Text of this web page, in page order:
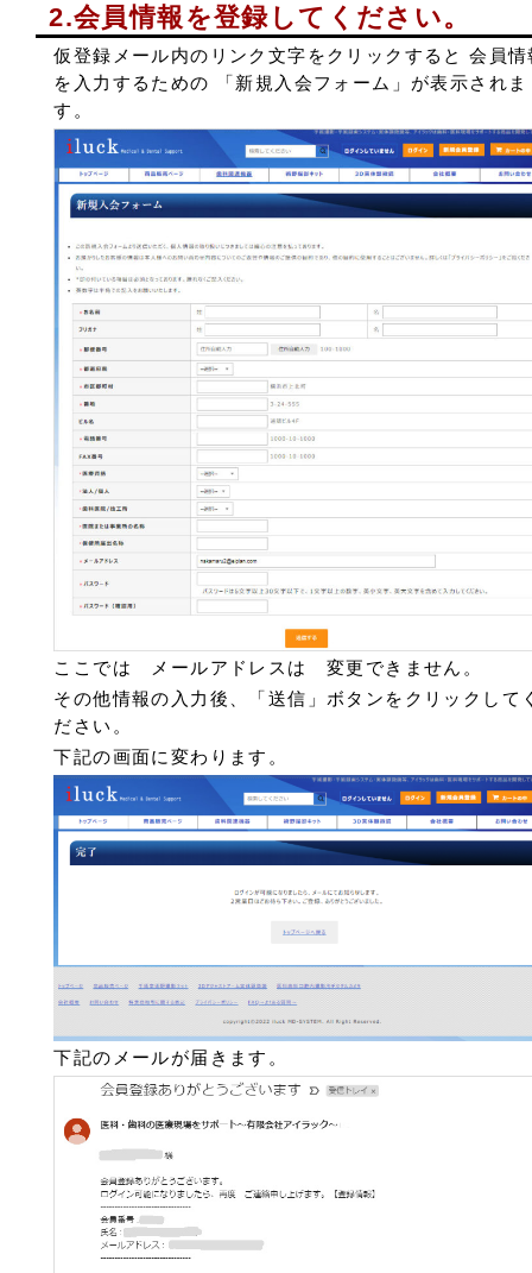
2.会員情報を登録してください。
仮登録メール内のリンク文字をクリックすると 会員情
を入力するための 「新規入会フォーム」が表示されま
す。
ここでは メールアドレスは 変更できません。
その他情報の入力後、「送信」ボタンをクリックして
ださい。
下記の画面に変わります。
下記のメールが届きます。